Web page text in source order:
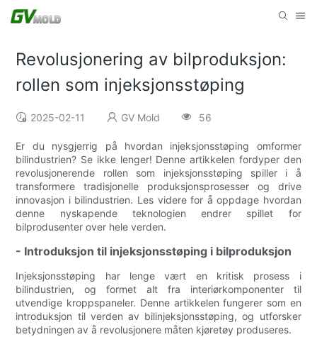
Revolusjonering av bilproduksjon:
rollen som injeksjonsstøping
2025-02-11 GV Mold 56
Er du nysgjerrig på hvordan injeksjonsstøping omformer
bilindustrien? Se ikke lenger! Denne artikkelen fordyper den
revolusjonerende rollen som injeksjonsstøping spiller i å
transformere tradisjonelle produksjonsprosesser og drive
innovasjon i bilindustrien. Les videre for å oppdage hvordan
denne nyskapende teknologien endrer spillet for
bilprodusenter over hele verden.
- Introduksjon til injeksjonsstøping i bilproduksjon
Injeksjonsstøping har lenge vært en kritisk prosess i
bilindustrien, og formet alt fra interiørkomponenter til
utvendige kroppspaneler. Denne artikkelen fungerer som en
introduksjon til verden av bilinjeksjonsstøping, og utforsker
betydningen av å revolusjonere måten kjøretøy produseres.